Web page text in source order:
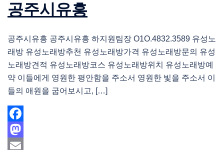
공주시유흥
공주시유흥 공주시유흥 하지원팀장 O1O.4832.3589 유성노
래방 유성노래방추천 유성노래방가격 유성노래방문의 유성
노래방견적 유성노래방코스 유성노래방위치 유성노래방예
약 이들에게 영원한 평안함을 주소서 영원한 빛을 주소서 이
들의 애원을 굽어보시고, […]
Facebook
Mastodon